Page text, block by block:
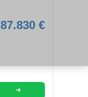
87.830 €
➜